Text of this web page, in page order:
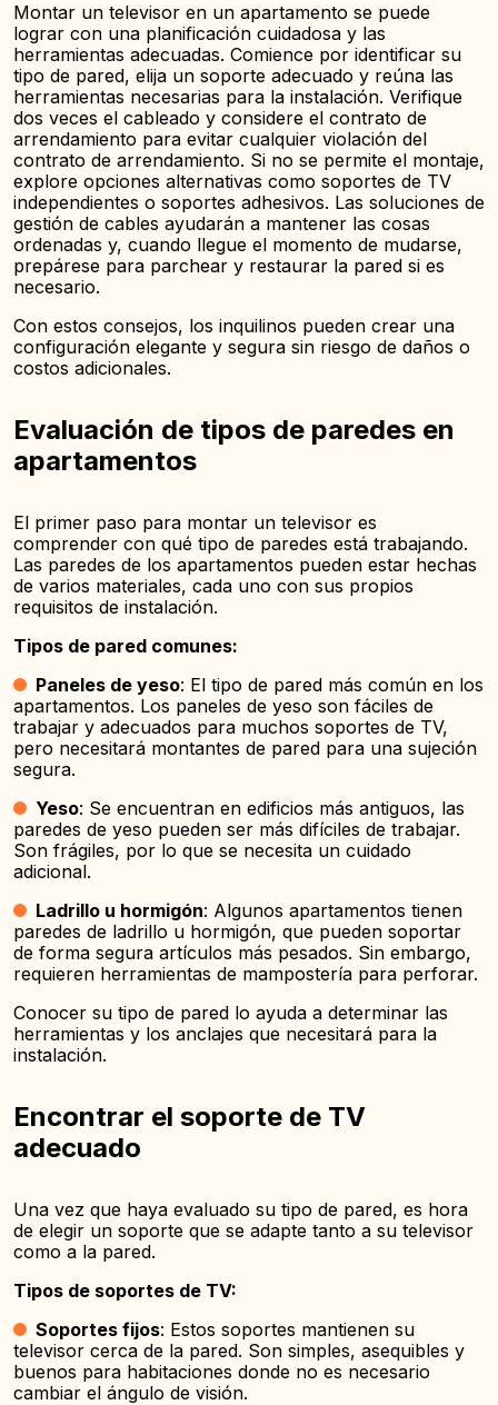
Montar un televisor en un apartamento se puede
lograr con una planificación cuidadosa y las
herramientas adecuadas. Comience por identificar su
tipo de pared, elija un soporte adecuado y reúna las
herramientas necesarias para la instalación. Verifique
dos veces el cableado y considere el contrato de
arrendamiento para evitar cualquier violación del
contrato de arrendamiento. Si no se permite el montaje,
explore opciones alternativas como soportes de TV
independientes o soportes adhesivos. Las soluciones de
gestión de cables ayudarán a mantener las cosas
ordenadas y, cuando llegue el momento de mudarse,
prepárese para parchear y restaurar la pared si es
necesario.
Con estos consejos, los inquilinos pueden crear una
configuración elegante y segura sin riesgo de daños o
costos adicionales.
Evaluación de tipos de paredes en
apartamentos
El primer paso para montar un televisor es
comprender con qué tipo de paredes está trabajando.
Las paredes de los apartamentos pueden estar hechas
de varios materiales, cada uno con sus propios
requisitos de instalación.
Tipos de pared comunes:
Paneles de yeso: El tipo de pared más común en los
apartamentos. Los paneles de yeso son fáciles de
trabajar y adecuados para muchos soportes de TV,
pero necesitará montantes de pared para una sujeción
segura.
Yeso: Se encuentran en edificios más antiguos, las
paredes de yeso pueden ser más difíciles de trabajar.
Son frágiles, por lo que se necesita un cuidado
adicional.
Ladrillo u hormigón: Algunos apartamentos tienen
paredes de ladrillo u hormigón, que pueden soportar
de forma segura artículos más pesados. Sin embargo,
requieren herramientas de mampostería para perforar.
Conocer su tipo de pared lo ayuda a determinar las
herramientas y los anclajes que necesitará para la
instalación.
Encontrar el soporte de TV
adecuado
Una vez que haya evaluado su tipo de pared, es hora
de elegir un soporte que se adapte tanto a su televisor
como a la pared.
Tipos de soportes de TV:
Soportes fijos: Estos soportes mantienen su
televisor cerca de la pared. Son simples, asequibles y
buenos para habitaciones donde no es necesario
cambiar el ángulo de visión.